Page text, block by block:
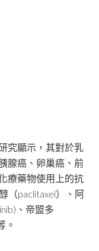
究顯示，其對於乳
腺癌、卵巢癌、前
療藥物使用上的抗
（paclitaxel）、阿
、帝盟多
。